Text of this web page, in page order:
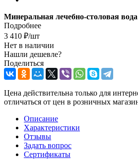
Минеральная лечебно-столовая вода
Подробнее
3 410 ₽/шт
Нет в наличии
Нашли дешевле?
Поделиться
Цена действительна только для
отличаться от цен в розничных
Описание
Характеристики
Отзывы
Задать вопрос
Сертификаты